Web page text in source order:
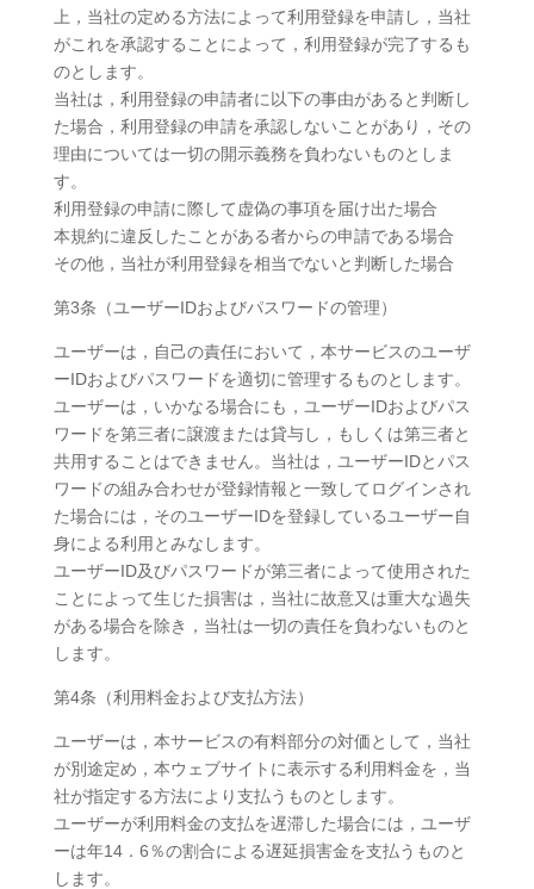
上，当社の定める方法によって利用登録を申請し，当社
がこれを承認することによって，利用登録が完了するも
のとします。
当社は，利用登録の申請者に以下の事由があると判断し
た場合，利用登録の申請を承認しないことがあり，その
理由については一切の開示義務を負わないものとしま
す。
利用登録の申請に際して虚偽の事項を届け出た場合
本規約に違反したことがある者からの申請である場合
その他，当社が利用登録を相当でないと判断した場合
第3条（ユーザーIDおよびパスワードの管理）
ユーザーは，自己の責任において，本サービスのユーザ
ーIDおよびパスワードを適切に管理するものとします。
ユーザーは，いかなる場合にも，ユーザーIDおよびパス
ワードを第三者に譲渡または貸与し，もしくは第三者と
共用することはできません。当社は，ユーザーIDとパス
ワードの組み合わせが登録情報と一致してログインされ
た場合には，そのユーザーIDを登録しているユーザー自
身による利用とみなします。
ユーザーID及びパスワードが第三者によって使用された
ことによって生じた損害は，当社に故意又は重大な過失
がある場合を除き，当社は一切の責任を負わないものと
します。
第4条（利用料金および支払方法）
ユーザーは，本サービスの有料部分の対価として，当社
が別途定め，本ウェブサイトに表示する利用料金を，当
社が指定する方法により支払うものとします。
ユーザーが利用料金の支払を遅滞した場合には，ユーザ
ーは年14．6％の割合による遅延損害金を支払うものと
します。